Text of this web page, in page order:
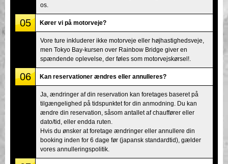
os.
05 Kører vi på motorveje?
Vore ture inkluderer ikke motorveje eller højhastighedsveje,
men Tokyo Bay-kursen over Rainbow Bridge giver en
spændende oplevelse, der føles som motorvejskørsel!.
06 Kan reservationer ændres eller annulleres?
Ja, ændringer af din reservation kan foretages baseret på
tilgængelighed på tidspunktet for din anmodning. Du kan
ændre din reservation, såsom antallet af chauffører eller
dato/tid, eller endda ruten.
Hvis du ønsker at foretage ændringer eller annullere din
booking inden for 6 dage før (japansk standardtid), gælder
vores annulleringspolitik.